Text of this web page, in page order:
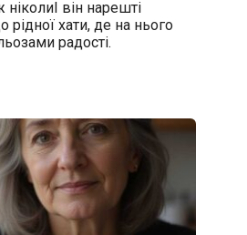
він нарешті
рідної хати, де на нього
радості.